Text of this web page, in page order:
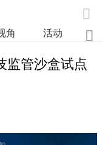

角 活动 业

监管沙盒试点